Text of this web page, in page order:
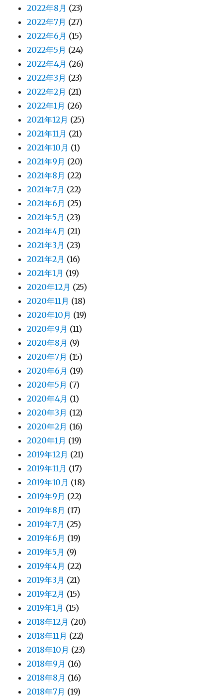
2022年8月 (23)
2022年7月 (27)
2022年6月 (15)
2022年5月 (24)
2022年4月 (26)
2022年3月 (23)
2022年2月 (21)
2022年1月 (26)
2021年12月 (25)
2021年11月 (21)
2021年10月 (1)
2021年9月 (20)
2021年8月 (22)
2021年7月 (22)
2021年6月 (25)
2021年5月 (23)
2021年4月 (21)
2021年3月 (23)
2021年2月 (16)
2021年1月 (19)
2020年12月 (25)
2020年11月 (18)
2020年10月 (19)
2020年9月 (11)
2020年8月 (9)
2020年7月 (15)
2020年6月 (19)
2020年5月 (7)
2020年4月 (1)
2020年3月 (12)
2020年2月 (16)
2020年1月 (19)
2019年12月 (21)
2019年11月 (17)
2019年10月 (18)
2019年9月 (22)
2019年8月 (17)
2019年7月 (25)
2019年6月 (19)
2019年5月 (9)
2019年4月 (22)
2019年3月 (21)
2019年2月 (15)
2019年1月 (15)
2018年12月 (20)
2018年11月 (22)
2018年10月 (23)
2018年9月 (16)
2018年8月 (16)
2018年7月 (19)